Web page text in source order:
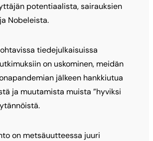
potentiaalista, sairauksien
Nobeleista.
tiedejulkaisuissa
on uskominen, meidän
jälkeen hankkiutua
ja muutamista muista ”hyviksi
on metsäuutteessa juuri